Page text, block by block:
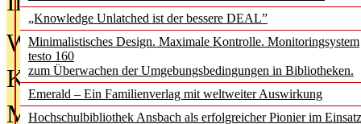
„Knowledge Unlatched ist der bessere DEAL”
Minimalistisches Design. Maximale Kontrolle. Monitoringsystem
testo 160
zum Überwachen der Umgebungsbedingungen in Bibliotheken.
Emerald – Ein Familienverlag mit weltweiter Auswirkung
Hochschulbibliothek Ansbach als erfolgreicher Pionier im
Was Hochschul­bibliotheken von
Kinder in der digitalen Welt
Metadaten als Infrastruktur